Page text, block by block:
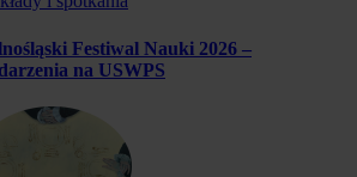
Festiwal Nauki 2026 –
na USWPS